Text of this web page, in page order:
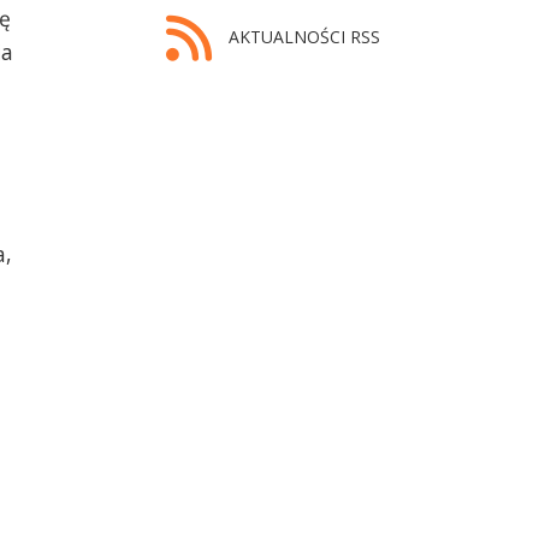
AKTUALNOŚCI RSS